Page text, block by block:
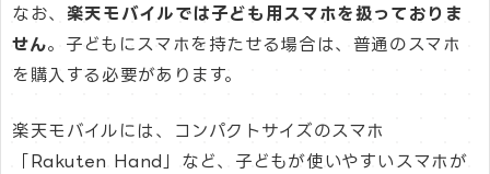
なお、 楽天モバイルでは子ども用スマホを扱っておりま
せん。子どもにスマホを持たせる場合は、普通のスマホ
を購入する必要があります。
楽天モバイルには、コンパクトサイズのスマホ
「Rakuten Hand」など、子どもが使いやすいスマホが